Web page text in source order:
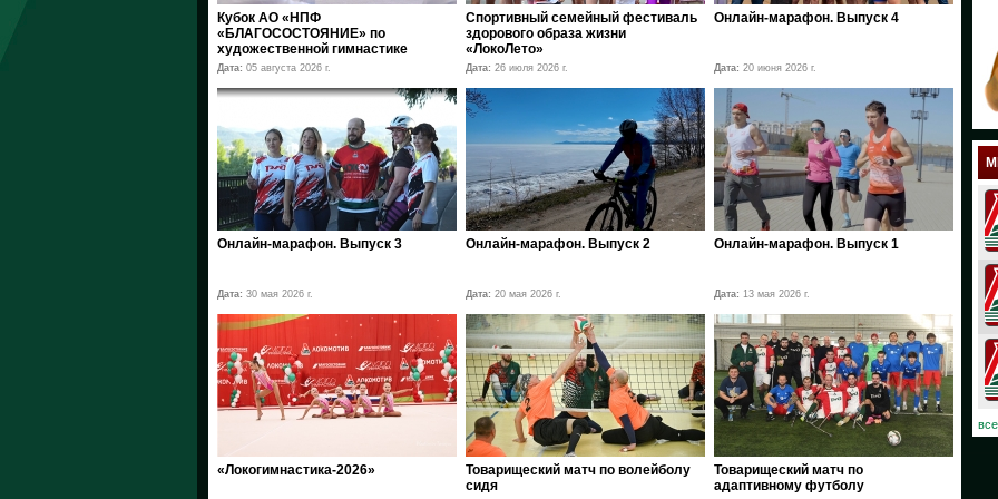
Кубок АО «НПФ
«БЛАГОСОСТОЯНИЕ» по
художественной гимнастике
Дата: 05 августа 2026 г.
Спортивный семейный фестиваль
здорового образа жизни
«ЛокоЛето»
Дата: 26 июля 2026 г.
Онлайн-марафон. Выпуск 4
Дата: 20 июня 2026 г.
Онлайн-марафон. Выпуск 3
Дата: 30 мая 2026 г.
Онлайн-марафон. Выпуск 2
Дата: 20 мая 2026 г.
Онлайн-марафон. Выпуск 1
Дата: 13 мая 2026 г.
«Локогимнастика-2026»
Товарищеский матч по волейболу
сидя
Товарищеский матч по
адаптивному футболу